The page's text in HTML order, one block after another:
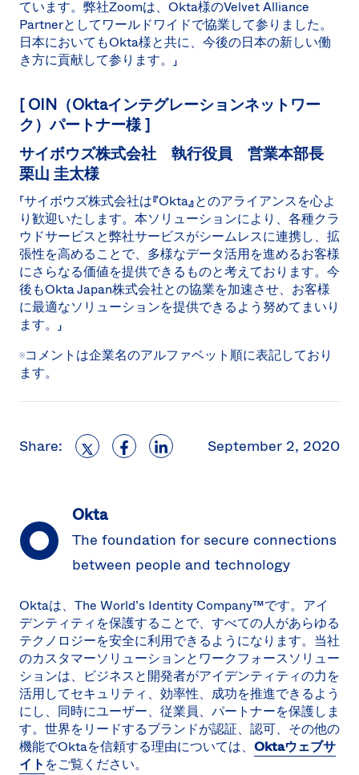
ています。弊社Zoomは、Okta様のVelvet Alliance
Partnerとしてワールドワイドで協業して参りました。
日本においてもOkta様と共に、今後の日本の新しい働
き方に貢献して参ります。」
[ OIN（Oktaインテグレーションネットワー
ク）パートナー様 ]
サイボウズ株式会社 執行役員 営業本部長
栗山 圭太様
「サイボウズ株式会社は『Okta』とのアライアンスを心よ
り歓迎いたします。本ソリューションにより、各種クラ
ウドサービスと弊社サービスがシームレスに連携し、拡
張性を高めることで、多様なデータ活用を進めるお客様
にさらなる価値を提供できるものと考えております。今
後もOkta Japan株式会社との協業を加速させ、お客様
に最適なソリューションを提供できるよう努めてまいり
ます。」
※コメントは企業名のアルファベット順に表記しており
ます。
Share: September 2, 2020
Okta
The foundation for secure connections
between people and technology
Oktaは、The World’s Identity Company™です。アイ
デンティティを保護することで、すべての人があらゆる
テクノロジーを安全に利用できるようになります。当社
のカスタマーソリューションとワークフォースソリュー
ションは、ビジネスと開発者がアイデンティティの力を
活用してセキュリティ、効率性、成功を推進できるよう
にし、同時にユーザー、従業員、パートナーを保護しま
す。世界をリードするブランドが認証、認可、その他の
機能でOktaを信頼する理由については、 Oktaウェブサ
イト をご覧ください。